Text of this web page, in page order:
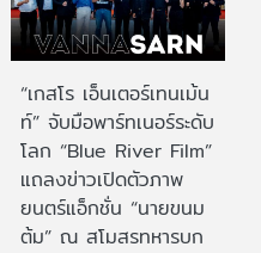
“เกสโร เอ็นเตอร์เทนเม้น
ท์” จับมือพาร์ทเนอร์ระดับ
โลก “Blue River Film”
แถลงข่าวเปิดตัวภาพ
ยนตร์แอ็กชั่น “นายขนม
ต้ม” ณ สโมสรทหารบก